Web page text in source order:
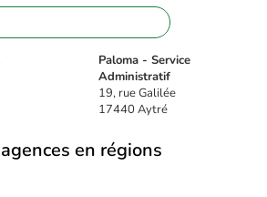
Paloma - Service
Administratif
19, rue Galilée
17440 Aytré
en régions